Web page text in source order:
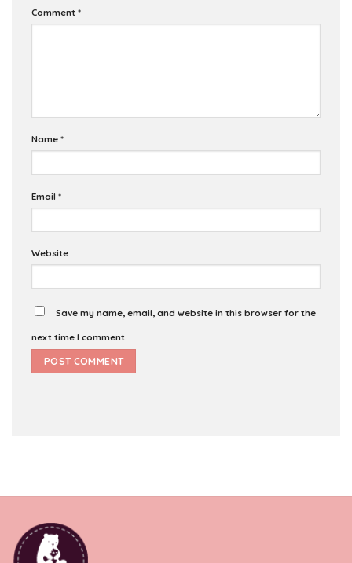
Comment *
Name *
Email *
Website
Save my name, email, and website in this browser for the
next time I comment.